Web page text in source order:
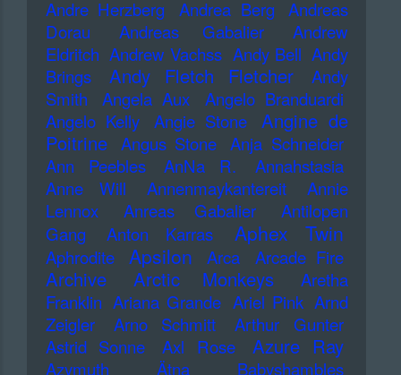
Andre Herzberg
Andrea Berg
Andreas
Dorau
Andreas Gabalier
Andrew
Eldritch Andrew Vachss Andy Bell Andy
Brings
Andy Fletch Fletcher
Andy
Smith
Angela Aux
Angelo Branduardi
Angelo Kelly
Angie Stone
Angine de
Poitrine Angus Stone Anja Schneider
Ann Peebles
AnNa R.
Annahstasia
Anne Will
Annenmaykantereit
Annie
Lennox
Anreas Gabalier
Antilopen
Gang
Anton Karras Aphex Twin
Aphrodite Apsilon Arca Arcade Fire
Archive Arctic Monkeys
Aretha
Franklin Ariana Grande Ariel Pink Arnd
Zeigler
Arno Schmitt
Arthur Gunter
Astrid Sonne
Axl Rose Azure Ray
Azymuth Ätna
Babyshambles